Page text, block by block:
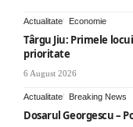
Actualitate Economie
Târgu Jiu: Primele
prioritate
6 August 2026
Actualitate Breaking News
Dosarul Georgescu –